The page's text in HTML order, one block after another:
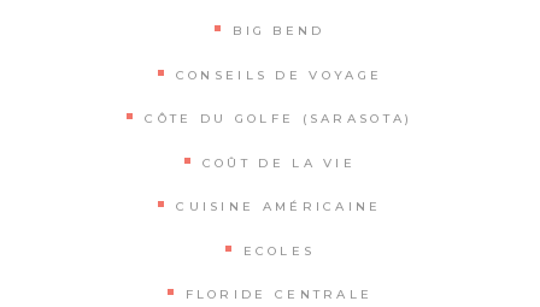
BIG BEND
CONSEILS DE VOYAGE
CÔTE DU GOLFE (SARASOTA)
COÛT DE LA VIE
CUISINE AMÉRICAINE
ECOLES
FLORIDE CENTRALE